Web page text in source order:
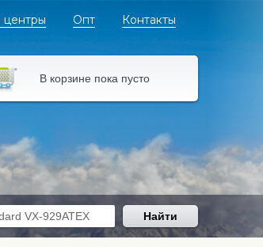
центры Опт Контакты
В корзине пока пусто
Найти